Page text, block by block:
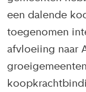
een dalende
toegenomen
afvloeiing naar